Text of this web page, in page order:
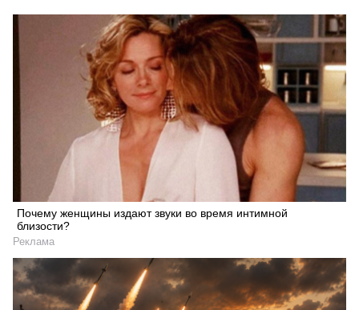
Искать
Почему женщины издают звуки во время интимной
близости?
Реклама